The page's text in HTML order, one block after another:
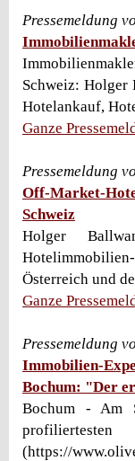
Pressemeldung
Schweiz:
Hotelankauf,
Ganze
Pressemeldung
Off-Market-
Schweiz
Holger
Österreich und
Ganze
Pressemeldung
Immobilien-
Bochum: "Der
Bochum - Am
(https://